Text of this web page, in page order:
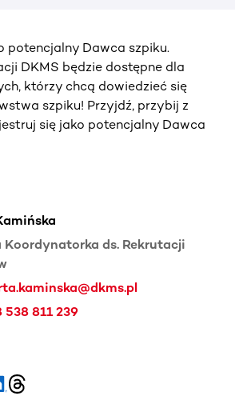
potencjalny Dawca szpiku.
DKMS będzie dostępne dla
którzy chcą dowiedzieć się
szpiku! Przyjdź, przybij z
się jako potencjalny Dawca
Koordynatorka ds. Rekrutacji
538 811 239